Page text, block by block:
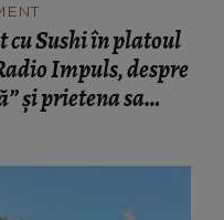
cu Sushi în platoul
Impuls, despre
și prietena sa